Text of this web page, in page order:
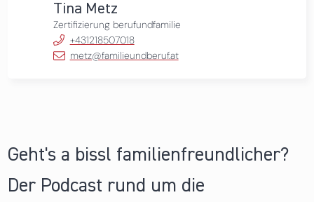
Tina Metz
Zertifizierung berufundfamilie
+431218507018
metz@familieundberuf.at
Geht's a bissl familienfreundlicher?
Der Podcast rund um die